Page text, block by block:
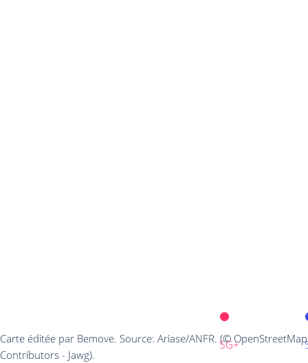
5G+
Carte éditée par Bemove. Source: Ariase/ANFR. (© OpenStreetMap
Contributors - Jawg).